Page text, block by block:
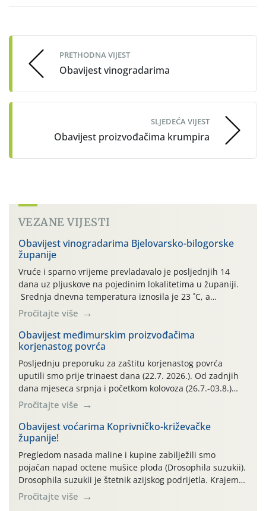
navigation
PRETHODNA VIJEST
Obavijest vinogradarima
SLJEDEĆA VIJEST
Obavijest proizvođačima krumpira
VEZANE VIJESTI
Obavijest vinogradarima Bjelovarsko-bilogorske
županije
Vruće i sparno vrijeme prevladavalo je posljednjih 14
dana uz pljuskove na pojedinim lokalitetima u županiji.
Srednja dnevna temperatura iznosila je 23 ˚C, a
maksimalne su posljednjih dana dosezale do 35 ˚C.
Simptome plamenjače vinove loze (Plasmoparas
viticola) vidljivi su na zapercima i vršnom mladom lišću.
Kako bi i dalje održali zdravu lisnu masu u zaštiti je
moguće […]
Pročitajte više
Obavijest međimurskim proizvođačima
korjenastog povrća
Posljednju preporuku za zaštitu korjenastog povrća
uputili smo prije trinaest dana (22.7. 2026.). Od zadnjih
dana mjeseca srpnja i početkom kolovoza (26.7.-03.8.)
traje izuzetno nepovoljno meteorološko razdoblje za rast
i razvoj korjenastog povrća: najviše dnevne temperature
zraka zadnjih su devet dana u rasponu 30,7°-38,0°C!
Drugi ovogodišnji “toplinski udar” naročito je izražen
zadnja četiri dana (31.7.-03.8.), […]
Pročitajte više
Obavijest voćarima Koprivničko-križevačke
županije!
Pregledom nasada maline i kupine zabilježili smo
pojačan napad octene mušice ploda (Drosophila suzukii).
Drosophila suzukii je štetnik azijskog podrijetla. Krajem
2010. godine prvi puta je registriran u Hrvatskoj, a u
rujnu 2016. godine na našem su području zabilježene
Pročitajte više